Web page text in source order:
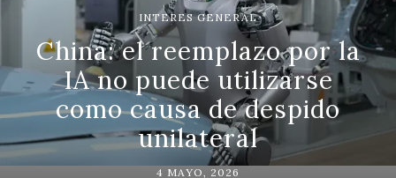
INTERES GENERAL
China: el reemplazo por la
IA no puede utilizarse
como causa de despido
unilateral
4 MAYO, 2026